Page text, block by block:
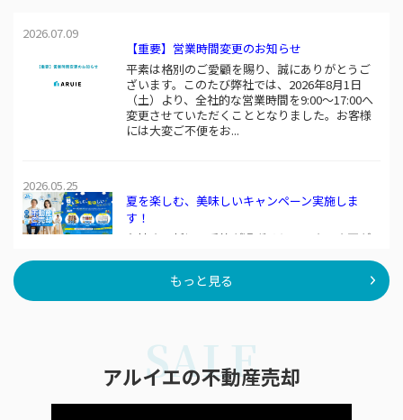
2026.07.09
【重要】営業時間変更のお知らせ
平素は格別のご愛顧を賜り、誠にありがとうご
ざいます。このたび弊社では、2026年8月1日
（土）より、全社的な営業時間を9:00～17:00へ
変更させていただくこととなりました。お客様
には大変ご不便をお...
2026.05.25
夏を楽しむ、美味しいキャンペーン実施しま
す！
心地よい新緑の季節が過ぎると、いよいよ夏が
ペーン」を期間限定で開催いたします ！ マイ
ホームの...
「アルイエ」で理想の新生活を！新しい暮ら
し、彩りキャンペーン...
「そろそろ今の家が手狭になってきた」「住
もっと見る
SALE
アルイエの不動産売却